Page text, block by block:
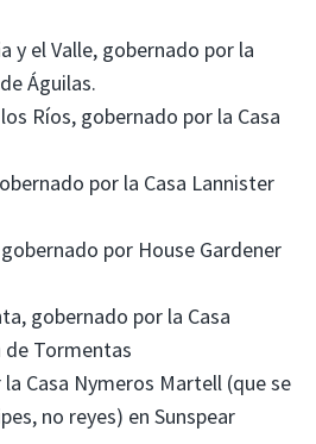
y el Valle, gobernado por la
Águilas.
Ríos, gobernado por la Casa
por la Casa Lannister
por House Gardener
gobernado por la Casa
de Tormentas
Casa Nymeros Martell (que se
no reyes) en Sunspear